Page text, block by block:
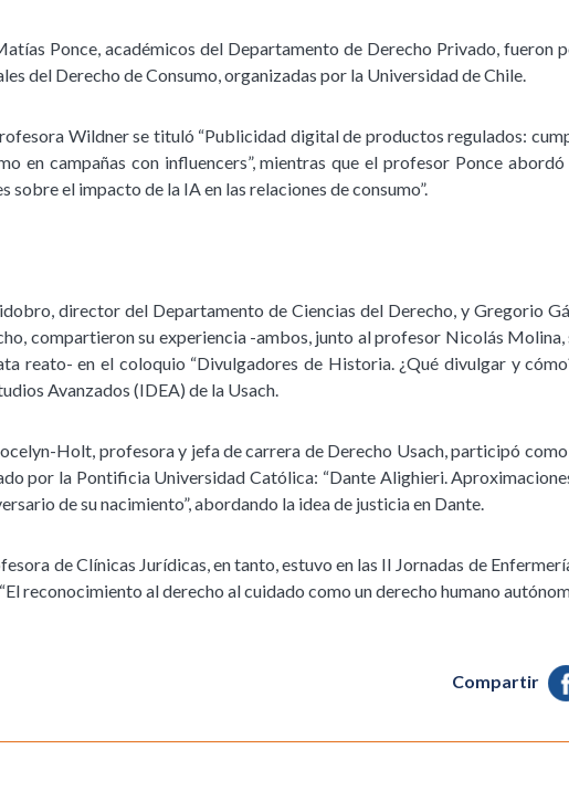
Ponce, académicos del Departamento de Derecho Privado, fueron
del Derecho de Consumo, organizadas por la Universidad de Chile.
Wildner se tituló “Publicidad digital de productos regulados:
en campañas con influencers”, mientras que el profesor Ponce abordó
sobre el impacto de la IA en las relaciones de consumo”.
director del Departamento de Ciencias del Derecho, y Gregorio
compartieron su experiencia -ambos, junto al profesor Nicolás Molina,
reato- en el coloquio “Divulgadores de Historia. ¿Qué divulgar y
Avanzados (IDEA) de la Usach.
Holt, profesora y jefa de carrera de Derecho Usach, participó
por la Pontificia Universidad Católica: “Dante Alighieri.
de su nacimiento”, abordando la idea de justicia en Dante.
de Clínicas Jurídicas, en tanto, estuvo en las II Jornadas de
reconocimiento al derecho al cuidado como un derecho humano
Compartir